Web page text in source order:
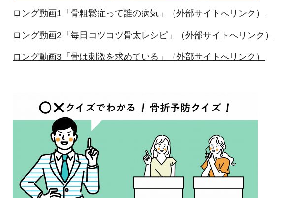
ロング動画1「骨粗鬆症って誰の病気」（外部サイトへリンク）
ロング動画2「毎日コツコツ骨太レシピ」（外部サイトへリンク）
ロング動画3「骨は刺激を求めている」（外部サイトへリンク）